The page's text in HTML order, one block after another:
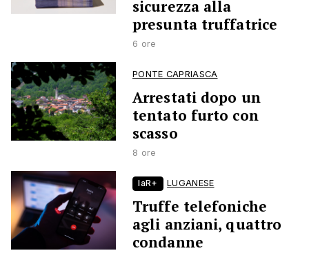
sicurezza alla
presunta truffatrice
6 ore
PONTE CAPRIASCA
Arrestati dopo un
tentato furto con
scasso
8 ore
laR+ LUGANESE
Truffe telefoniche
agli anziani, quattro
condanne